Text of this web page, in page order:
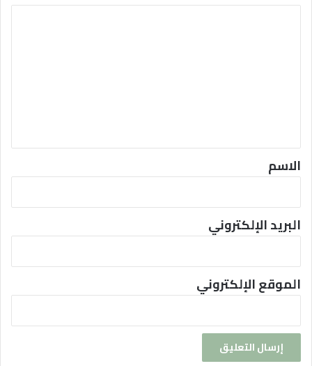
*
الاسم
البريد الإلكتروني
الموقع الإلكتروني